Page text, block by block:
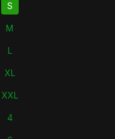
S
M
L
XL
XXL
4